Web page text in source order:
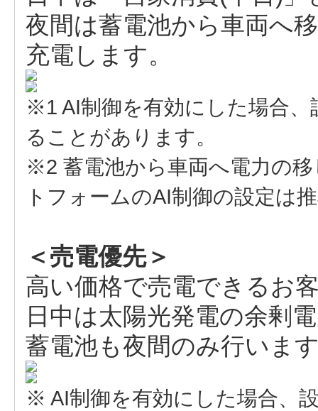
夜間は蓄電池から車両へ
充電します。
※1 AI制御を有効にした場合
ることがあります。
※2 蓄電池から車両へ電力の
トフォームのAI制御の設定は
＜売電優先＞
高い価格で売電できるお
日中は太陽光発電の余剰
蓄電池も夜間のみ行いま
※ AI制御を有効にした場合、